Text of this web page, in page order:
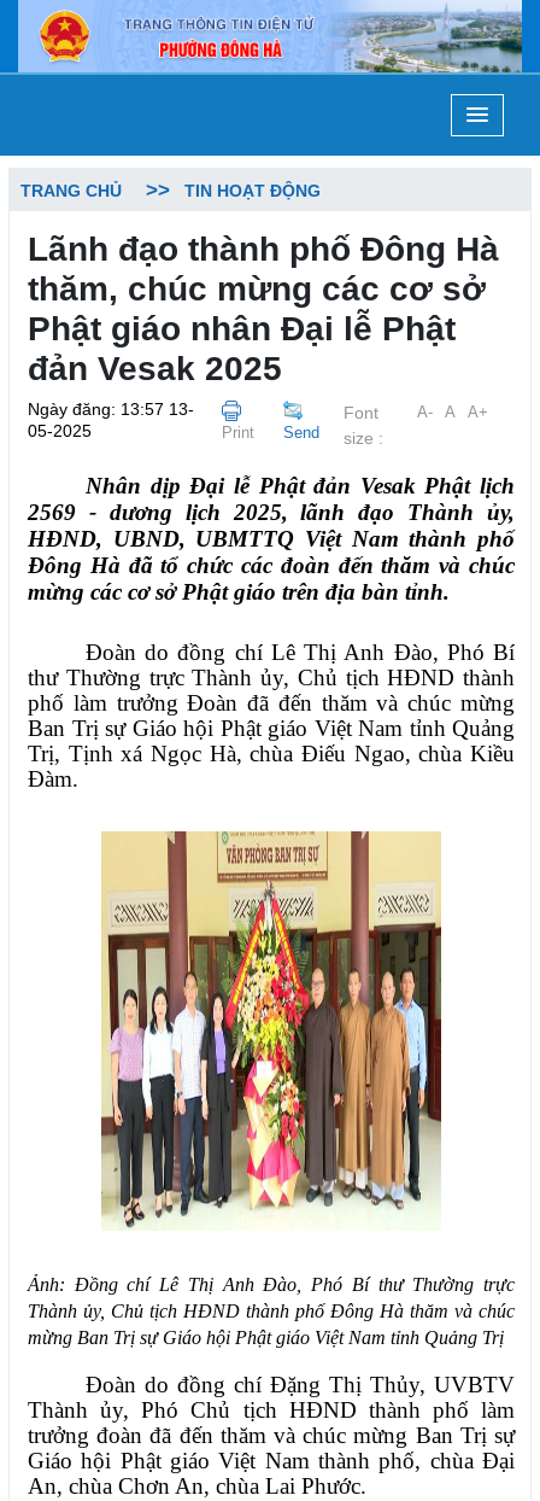
TRANG CHỦ TIN HOẠT ĐỘNG
Lãnh đạo thành phố Đông Hà
thăm, chúc mừng các cơ sở
Phật giáo nhân Đại lễ Phật
đản Vesak 2025
Ngày đăng: 13:57 13-
05-2025
Print Send
Font
size :
A- A A+
Nhân dịp Đại lễ Phật đản Vesak Phật lịch
2569 - dương lịch 2025, lãnh đạo Thành ủy,
HĐND, UBND, UBMTTQ Việt Nam thành phố
Đông Hà đã tổ chức các đoàn đến thăm và chúc
mừng các cơ sở Phật giáo trên địa bàn tỉnh.
Đoàn do đồng chí Lê Thị Anh Đào, Phó Bí
thư Thường trực Thành ủy, Chủ tịch HĐND thành
phố làm trưởng Đoàn đã đến thăm và chúc mừng
Ban Trị sự Giáo hội Phật giáo Việt Nam tỉnh Quảng
Trị, Tịnh xá Ngọc Hà, chùa Điếu Ngao, chùa Kiều
Đàm.
Ảnh: Đồng chí Lê Thị Anh Đào, Phó Bí thư Thường trực
Thành ủy, Chủ tịch HĐND thành phố Đông Hà thăm và chúc
mừng Ban Trị sự Giáo hội Phật giáo Việt Nam tỉnh Quảng Trị
Đoàn do đồng chí Đặng Thị Thủy, UVBTV
Thành ủy, Phó Chủ tịch HĐND thành phố làm
trưởng đoàn đã đến thăm và chúc mừng Ban Trị sự
Giáo hội Phật giáo Việt Nam thành phố, chùa Đại
An, chùa Chơn An, chùa Lai Phước.